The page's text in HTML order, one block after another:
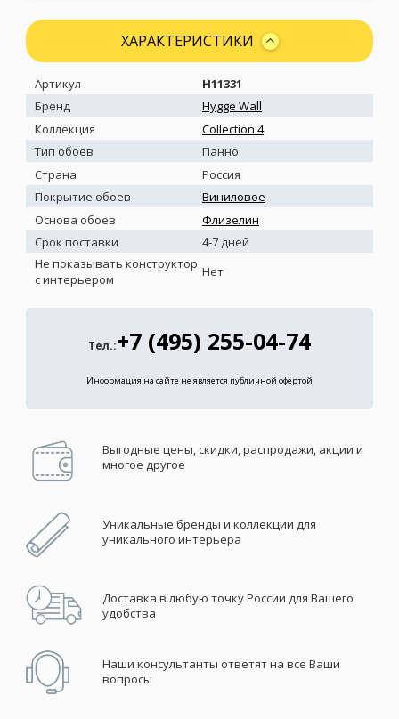
ХАРАКТЕРИСТИКИ
Артикул
H11331
Бренд
Hygge Wall
Коллекция
Collection 4
Тип обоев
Панно
Страна
Россия
Покрытие обоев
Виниловое
Основа обоев
Флизелин
Срок поставки
4-7 дней
Не показывать конструктор
с интерьером
Нет
Тел.:+7 (495) 255-04-74
Информация на сайте не является публичной офертой
Выгодные цены, скидки, распродажи, акции и
многое другое
Уникальные бренды и коллекции для
уникального интерьера
Доставка в любую точку России для Вашего
удобства
Наши консультанты ответят на все Ваши
вопросы